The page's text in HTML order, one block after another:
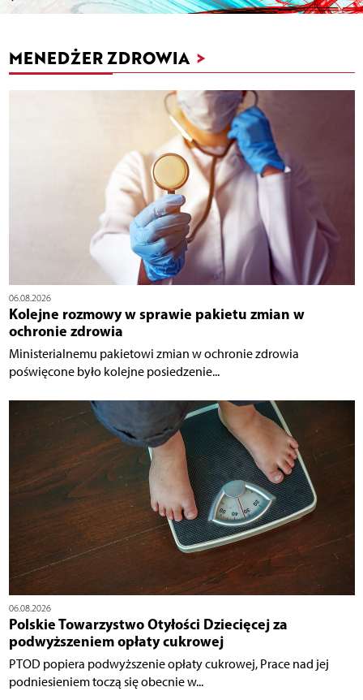
MENEDŻER ZDROWIA >
06.08.2026
Kolejne rozmowy w sprawie pakietu zmian w
ochronie zdrowia
Ministerialnemu pakietowi zmian w ochronie zdrowia
poświęcone było kolejne posiedzenie...
06.08.2026
Polskie Towarzystwo Otyłości Dziecięcej za
podwyższeniem opłaty cukrowej
PTOD popiera podwyższenie opłaty cukrowej, Prace nad jej
podniesieniem toczą się obecnie w...